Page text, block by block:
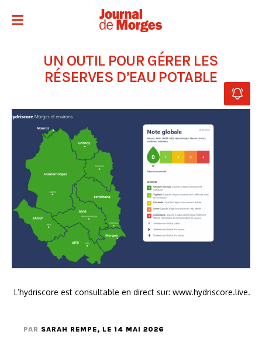
UN OUTIL POUR GÉRER LES
RÉSERVES D’EAU POTABLE
L’hydriscore est consultable en direct sur: www.hydriscore.live.
PAR SARAH REMPE, LE 14 MAI 2026